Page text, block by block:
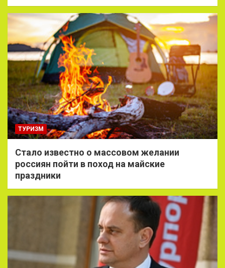
ТУРИЗМ
Стало известно о массовом желании
россиян пойти в поход на майские
праздники